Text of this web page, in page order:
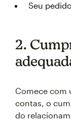
Seu
2.
Comece com
contas, o
do